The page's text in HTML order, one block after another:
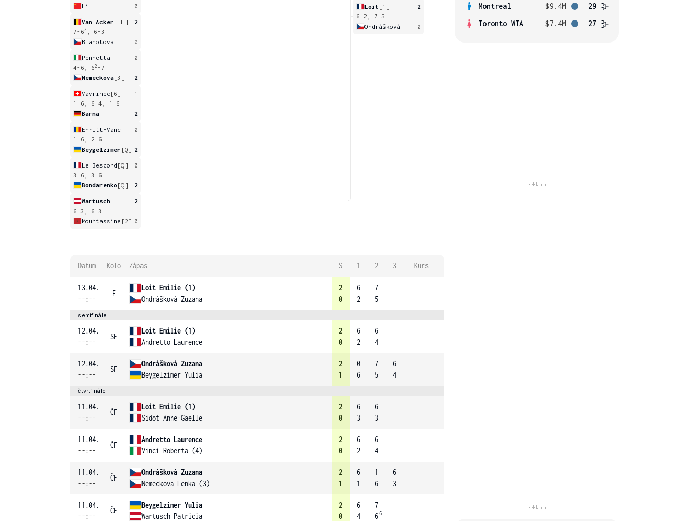
Li
0
Van Acker [LL]
2
7-64
, 6-3
Blahotova
0
Pennetta
0
4-6, 62 -7
Nemeckova[3] 2
Vavrinec [6]
1
1-6, 6-4, 1-6
Barna
2
Ehritt-Vanc
0
1-6, 2-6
Beygelzimer [Q] 2
Le Bescond [Q]
0
3-6, 3-6
Bondarenko [Q] 2
Wartusch
2
6-3, 6-3
Mouhtassine [2] 0
Loit [1]
2
6-2, 7-5
Ondrášková
0
Datum Kolo Zápas S 1 2 3 Kurs
13.04.
--:--
F
Loit Emilie (1)
Ondrášková Zuzana
2
0
6
2
7
5
semifinále
12.04.
--:--
SF
Loit Emilie (1)
Andretto Laurence
2
0
6
2
6
4
12.04.
--:--
SF
Ondrášková Zuzana
Beygelzimer Yulia
2
1
0
6
7
5
6
4
čtvrtfinále
11.04.
--:--
ČF
Loit Emilie (1)
Sidot Anne-Gaelle
2
0
6
3
6
3
11.04.
--:--
ČF
Andretto Laurence
Vinci Roberta (4)
2
0
6
2
6
4
11.04.
--:--
ČF
Ondrášková Zuzana
Nemeckova Lenka (3)
2
1
6
1
1
6
6
3
11.04.
--:--
ČF
Beygelzimer Yulia
Wartusch Patricia
2
0
6
4
7
66
Montreal $9.4M
29
Toronto WTA
$7.4M 27